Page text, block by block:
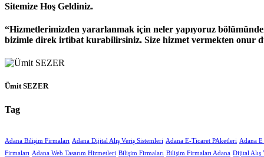
Sitemize Hoş Geldiniz.
Hizmetlerimizden yararlanmak için neler yapıyoruz
bizimle direk irtibat kurabilirsiniz. Size hizmet vermekten onur
Ümit SEZER
Tag
Adana Bilişim Firmaları Adana Dijital Alış Veriş Sistemleri Adana E-Ticaret PAketleri Adana
Firmaları Adana Web Tasarım Hizmetleri Bilişim Firmaları Bilişim Firmaları Adana Dijital Alış